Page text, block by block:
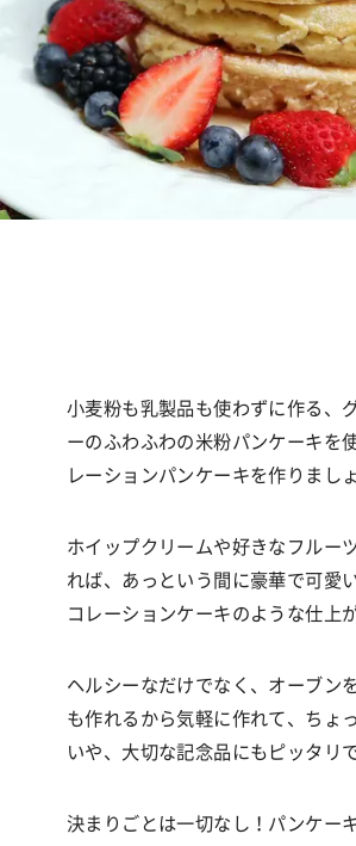
小麦粉も乳製品も使わずに作る、
ーのふわふわの米粉パンケーキを
レーションパンケーキを作りまし
ホイップクリームや好きなフルー
れば、あっという間に豪華で可愛
コレーションケーキのような仕上
ヘルシーなだけでなく、オーブン
も作れるから気軽に作れて、ちょ
いや、大切な記念品にもピッタリで
決まりごとは一切なし！パンケー